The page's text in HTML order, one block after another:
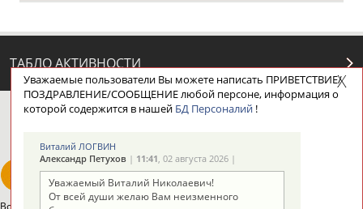
ТАБЛО АКТИВНОСТИ
ЦЕЛИ ПРОЕКТА НАШИ КНОПКИ
Уважаемые пользователи Вы можете написать ПРИВЕТСТВИЕ/
ПОЗДРАВЛЕНИЕ/СООБЩЕНИЕ любой персоне, информация о
которой содержится в нашей БД Персоналий!
Виталий ЛОГВИН
Александр Петухов| 11:41, 02 августа 2026 |
Уважаемый Виталий Николаевич!
От всей души желаю Вам неизменного